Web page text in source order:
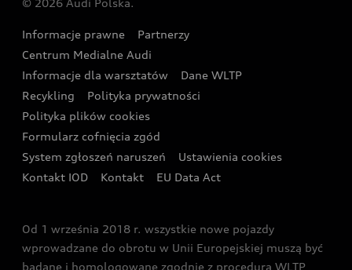
Wyszukaj najbliższego Partnera Audi
Oferta dla przedsiębiorców
Oferta dla klientów prywatnych
Kalkulator rat
Ubezpieczenie
Audi exclusive
Zasięg
Gwarancja
Akcje serwisowe Audi
Katalog online akcesoriów
Audi i Muzeum Sztuki Nowoczesnej w Warszawie
Audi driving experience
Audi quattro Cup
Audi i Puchar Świata w Skokach Narciarskich w
Zakopanem
© 2026 Audi Polska.
Informacje prawne
Partnerzy
Centrum Medialne Audi
Informacje dla warsztatów
Dane WLTP
Recykling
Polityka prywatności
Polityka plików cookies
Formularz cofnięcia zgód
System zgłoszeń naruszeń
Ustawienia cookies
Kontakt IOD
Kontakt EU Data Act
Od 1 września 2018 r. wszystkie nowe pojazdy
wprowadzane do obrotu w Unii Europejskiej muszą być
badane i homologowane zgodnie z procedurą WLTP